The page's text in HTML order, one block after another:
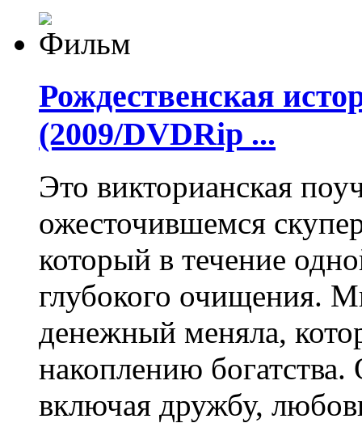
Рождественская
(2009/DVDRip ...
Это викторианская
ожесточившемся
который в течение
глубокого очищения.
денежный меняла,
накоплению богатства.
включая дружбу,